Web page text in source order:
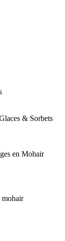
& Sorbets
en Mohair
mohair